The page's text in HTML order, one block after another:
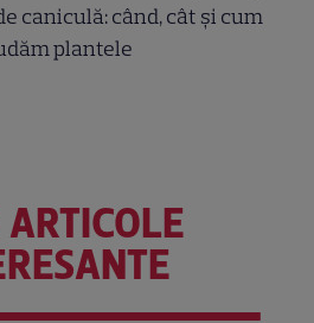
caniculă: când, cât şi cum
plantele